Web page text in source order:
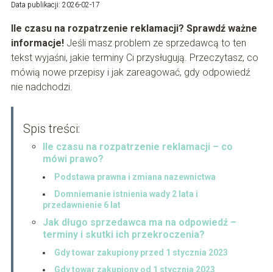
Data publikacji: 2026-02-17
Ile czasu na rozpatrzenie reklamacji? Sprawdź ważne
informacje!Jeśli masz problem ze sprzedawcą to ten
tekst wyjaśni, jakie terminy Ci przysługują. Przeczytasz, co
mówią nowe przepisy i jak zareagować, gdy odpowiedź
nie nadchodzi.
Spis treści:
Ile czasu na rozpatrzenie reklamacji – co
mówi prawo?
Podstawa prawna i zmiana nazewnictwa
Domniemanie istnienia wady 2 lata i
przedawnienie 6 lat
Jak długo sprzedawca ma na odpowiedź –
terminy i skutki ich przekroczenia?
Gdy towar zakupiony przed 1 stycznia 2023
Gdy towar zakupiony od 1 stycznia 2023